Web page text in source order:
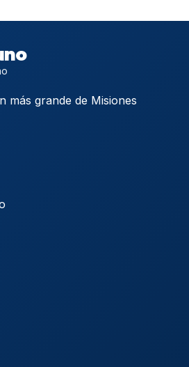
más grande de Misiones